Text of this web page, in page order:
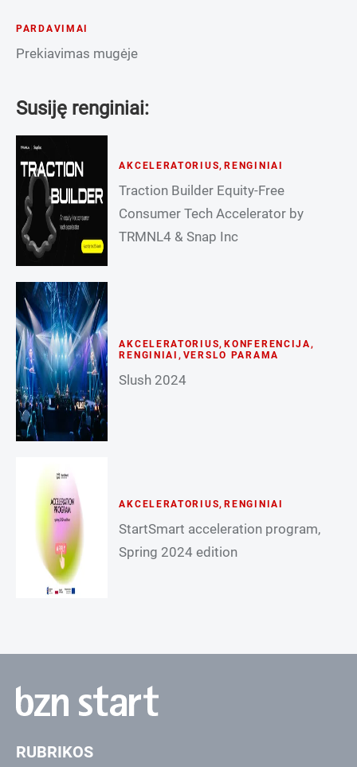
PARDAVIMAI
Prekiavimas mugėje
Susiję renginiai:
AKCELERATORIUS, RENGINIAI
Traction Builder Equity-Free
Consumer Tech Accelerator by
TRMNL4 & Snap Inc
AKCELERATORIUS, KONFERENCIJA,
RENGINIAI , VERSLO PARAMA
Slush 2024
AKCELERATORIUS, RENGINIAI
StartSmart acceleration program,
Spring 2024 edition
RUBRIKOS